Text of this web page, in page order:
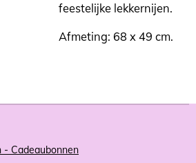
feestelijke lekkernijen.
Afmeting: 68 x 49 cm.
- Cadeaubonnen